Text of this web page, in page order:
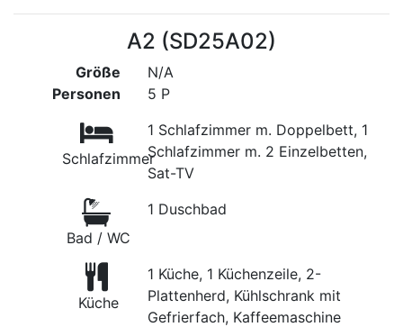
A2 (SD25A02)
Größe
Personen
N/A
5 P
Schlafzimmer
1 Schlafzimmer m. Doppelbett, 1
Schlafzimmer m. 2 Einzelbetten,
Sat-TV
Bad / WC
1 Duschbad
Küche
1 Küche, 1 Küchenzeile, 2-
Plattenherd, Kühlschrank mit
Gefrierfach, Kaffeemaschine